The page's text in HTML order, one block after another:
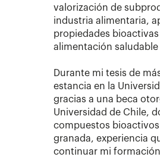
valorización de
industria alimentaria,
propiedades
alimentación saludable
Durante mi tesis de
estancia en la
gracias a una beca
Universidad de Chile,
compuestos
granada, experiencia
continuar mi